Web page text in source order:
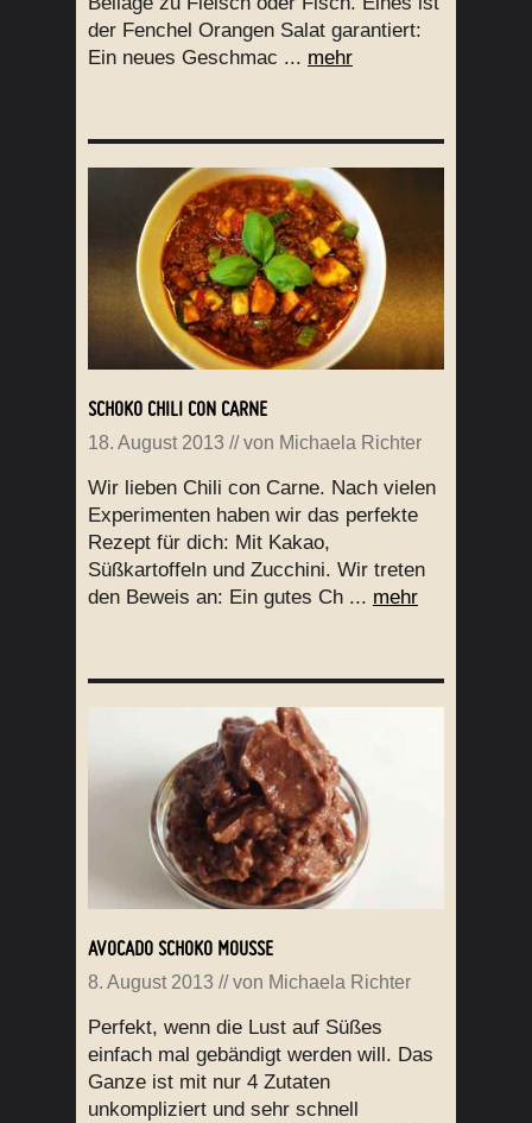
der Fenchel Orangen Salat garantiert:
Ein neues Geschmac ... mehr
SCHOKO CHILI CON CARNE
18. August 2013 // von Michaela Richter
Wir lieben Chili con Carne. Nach vielen
Experimenten haben wir das perfekte
Rezept für dich: Mit Kakao,
Süßkartoffeln und Zucchini. Wir treten
den Beweis an: Ein gutes Ch ... mehr
AVOCADO SCHOKO MOUSSE
8. August 2013 // von Michaela Richter
Perfekt, wenn die Lust auf Süßes
einfach mal gebändigt werden will. Das
Ganze ist mit nur 4 Zutaten
unkompliziert und sehr schnell